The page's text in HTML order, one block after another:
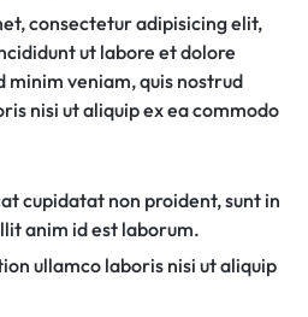
consectetur adipisicing elit,
ut labore et dolore
minim veniam, quis nostrud
nisi ut aliquip ex ea commodo
cupidatat non proident, sunt in
anim id est laborum.
ullamco laboris nisi ut aliquip